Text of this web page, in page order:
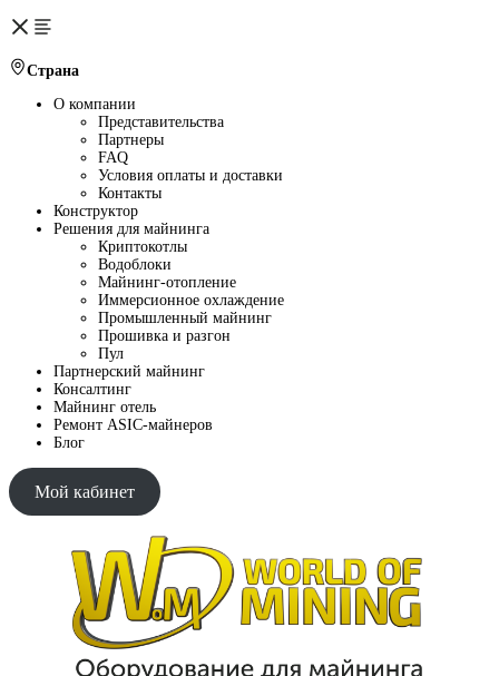
Страна
О компании
Представительства
Партнеры
FAQ
Условия оплаты и доставки
Контакты
Конструктор
Решения для майнинга
Криптокотлы
Водоблоки
Майнинг-отопление
Иммерсионное охлаждение
Промышленный майнинг
Прошивка и разгон
Пул
Партнерский майнинг
Консалтинг
Майнинг отель
Ремонт ASIC-майнеров
Блог
Мой кабинет